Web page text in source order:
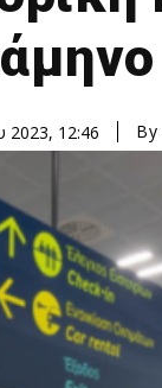
2023, 12:46 By